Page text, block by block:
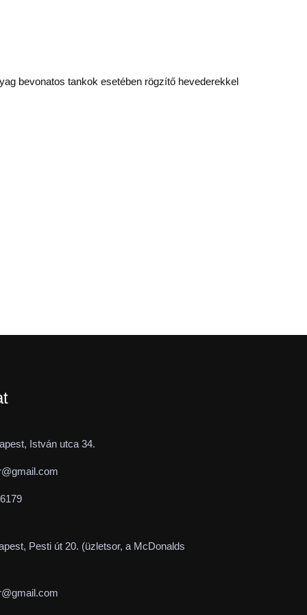
bevonatos tankok esetében rögzítő hevederekkel
István utca 34.
Pesti út 20. (üzletsor, a McDonalds